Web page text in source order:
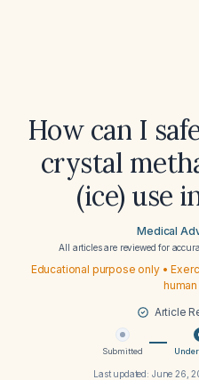
How can I
crystal
(ice) use
Medical
All articles are reviewed for
Educational purpose only •
Article
Submitted
Last updated: June 26,